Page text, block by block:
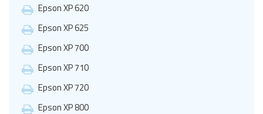
Epson XP 620
Epson XP 625
Epson XP 700
Epson XP 710
Epson XP 720
Epson XP 800